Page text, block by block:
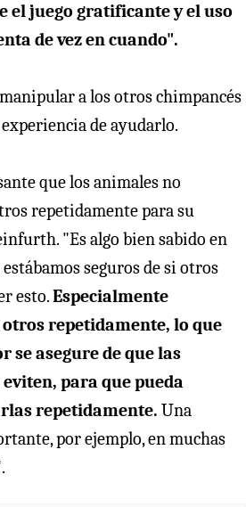
el juego gratificante y el uso
de vez en cuando".
a los otros chimpancés
de ayudarlo.
que los animales no
repetidamente para su
"Es algo bien sabido en
seguros de si otros
esto.Especialmente
repetidamente, lo que
se asegure de que las
para que pueda
repetidamente. Una
por ejemplo, en muchas